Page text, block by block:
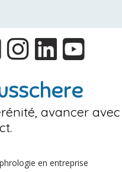
avancer avec
en entreprise